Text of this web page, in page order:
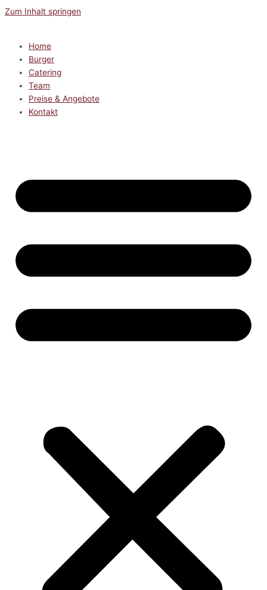
Zum Inhalt springen
Home
Burger
Catering
Team
Preise & Angebote
Kontakt